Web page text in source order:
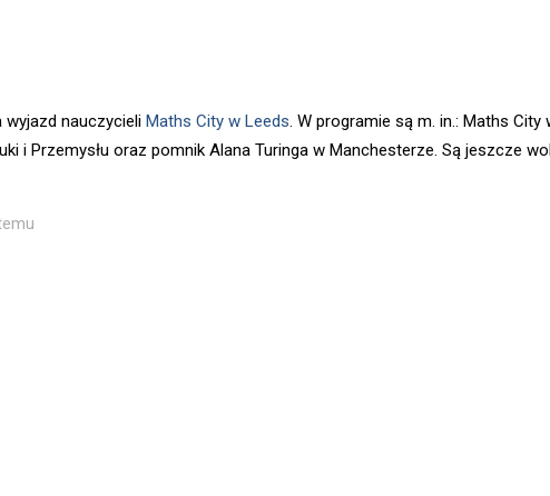
wyjazd nauczycieli Maths City w Leeds. W programie są m. in.: Maths City
i Przemysłu oraz pomnik Alana Turinga w Manchesterze. Są jeszcze